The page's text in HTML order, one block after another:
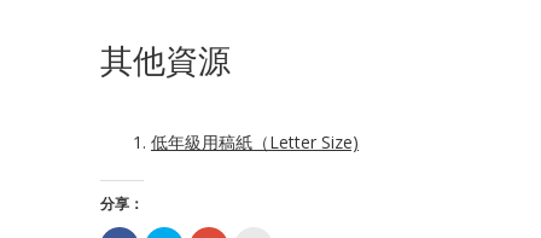
其他資源
低年級用稿紙（Letter Size)
分享：